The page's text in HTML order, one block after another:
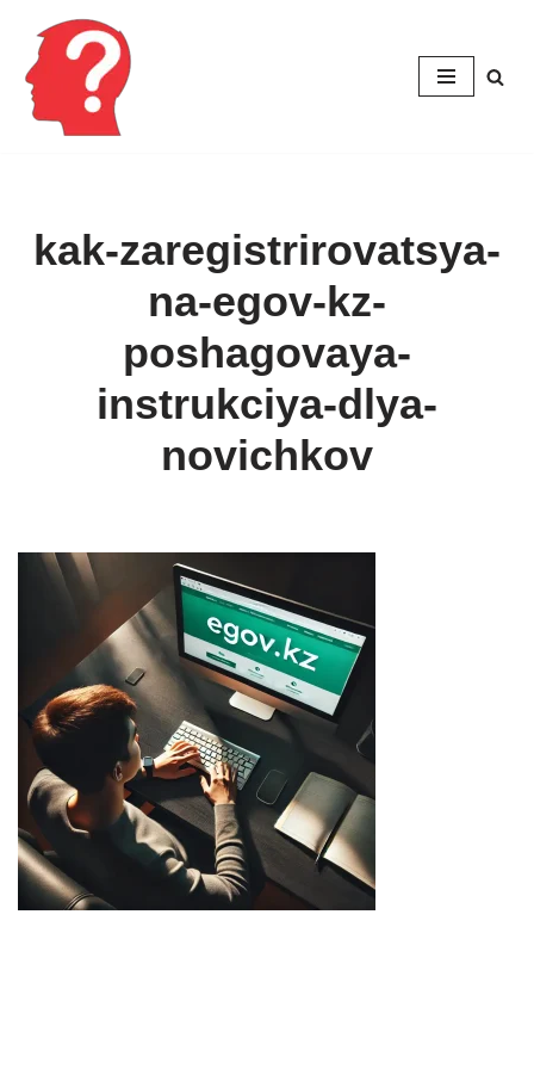
Перейти
содержимому
kak-zaregistrirovatsya-
na-egov-kz-
poshagovaya-
instrukciya-dlya-
novichkov